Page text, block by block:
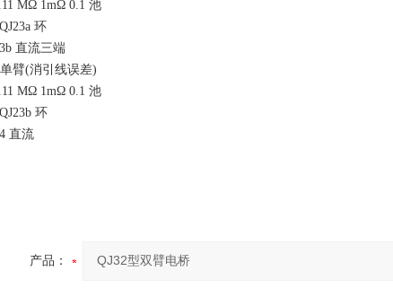
MΩ 1mΩ 0.1 池
环
直流三端
臂(消引线误差)
MΩ 1mΩ 0.1 池
环
直流
产品：